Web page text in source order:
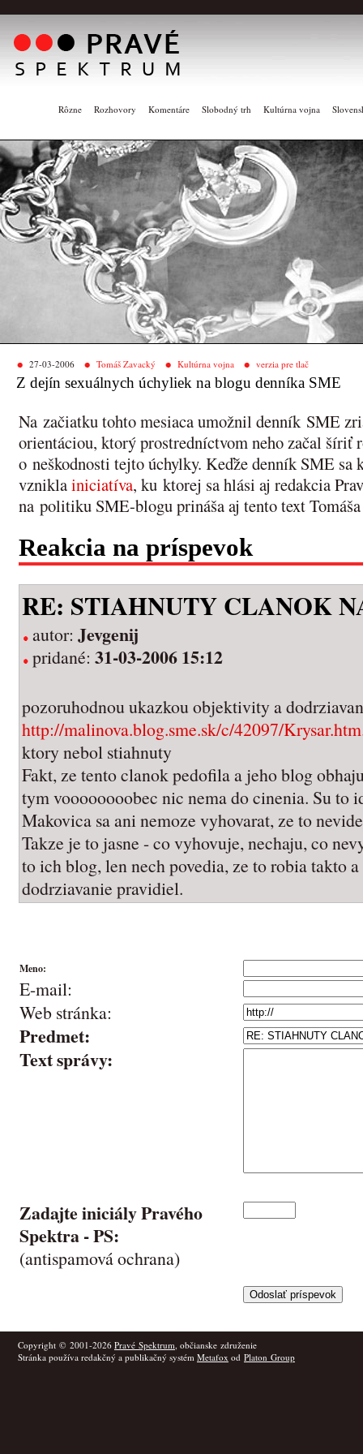
Rôzne Rozhovory Komentáre Slobodný trh Kultúrna vojna
27-03-2006 Tomáš Zavacký Kultúrna vojna verzia pre tlač
Z dejín sexuálnych úchyliek na blogu denníka SME
Na začiatku tohto mesiaca umožnil denník SME
orientáciou, ktorý prostredníctvom neho začal šíriť
o neškodnosti tejto úchylky. Keďže denník SME
vzniklainiciatíva, ku ktorej sa hlási aj redakcia
na politiku SME-blogu prináša aj tento text
Reakcia na príspevok
RE: STIAHNUTY CLANOK
autor: Jevgenij
pridané: 31-03-2006 15:12
pozoruhodnou ukazkou objektivity a
http://malinova.blog.sme.sk/c/42097/
ktory nebol stiahnuty
Fakt, ze tento clanok pedofila a jeho blog
tym voooooooobec nic nema do cinenia. Su to
Makovica sa ani nemoze vyhovarat, ze to
Takze je to jasne - co vyhovuje, nechaju, co
to ich blog, len nech povedia, ze to robia takto
dodrziavanie pravidiel.
Meno:
E-mail:
Web stránka:
Predmet:
Text správy:
Zadajte iniciály Pravého
Spektra -PS:
(antispamová ochrana)
Copyright © 2001-2026 Pravé Spektrum, občianske združenie
Stránka používa redakčný a publikačný systém Metafox od Platon Group